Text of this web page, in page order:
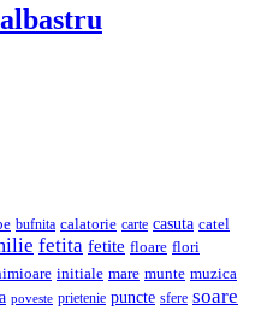
bufnita calatorie carte casuta catel
fetita fetite floare flori
initiale mare munte muzica
poveste prietenie puncte sfere soare